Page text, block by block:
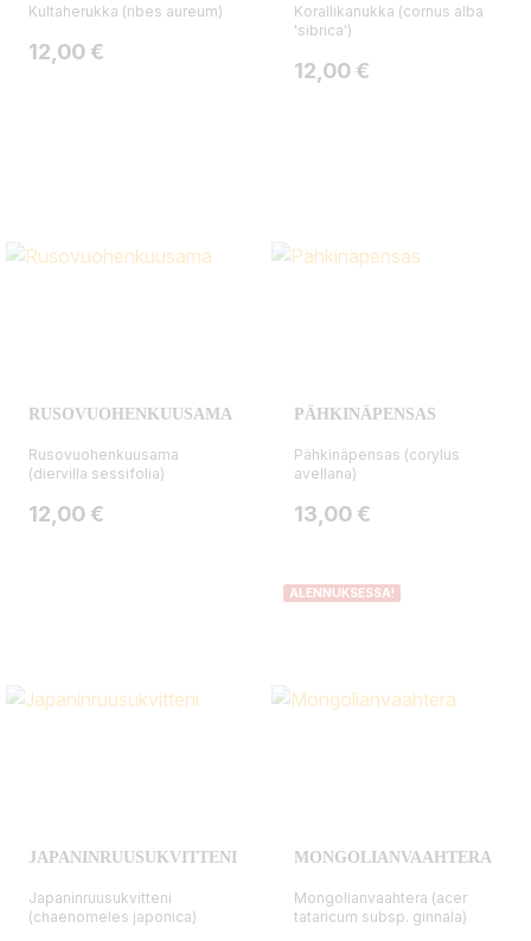
Kultaherukka (ribes aureum)
Hinta
12,00 €
Korallikanukka (cornus alba
'sibrica')
Hinta
12,00 €
RUSOVUOHENKUUSAMA
Rusovuohenkuusama
(diervilla sessifolia)
Hinta
12,00 €
PÄHKINÄPENSAS
Pähkinäpensas (corylus
avellana)
Hinta
13,00 €
JAPANINRUUSUKVITTENI
Japaninruusukvitteni
(chaenomeles japonica)
ALENNUKSESSA!
MONGOLIANVAAHTERA
Mongolianvaahtera (acer
tataricum subsp. ginnala)